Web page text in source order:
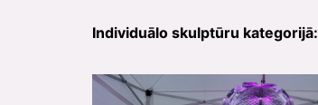
Individuālo skulptūru kategorijā: